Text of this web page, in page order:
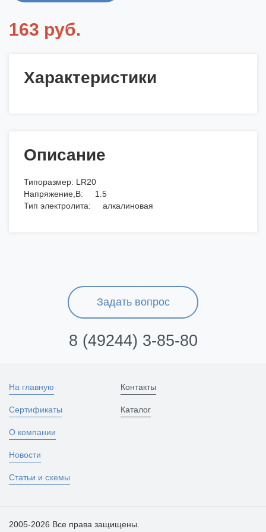
163 руб.
Характеристики
Описание
Типоразмер: LR20
Напряжение,В: 1.5
Тип электролита: алкалиновая
Задать вопрос
8 (49244) 3-85-80
На главную
Сертификаты
О компании
Новости
Статьи и схемы
Контакты
Каталог
2005-2026 Все права защищены.